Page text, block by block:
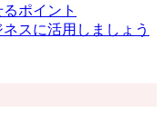
ポイント
スに活用しましょう